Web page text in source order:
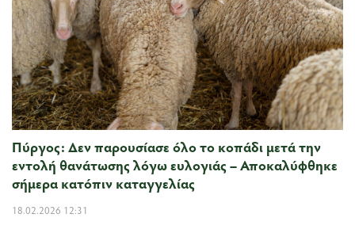
Πύργος: Δεν παρουσίασε όλο το κοπάδι μετά την
εντολή θανάτωσης λόγω ευλογιάς – Αποκαλύφθηκε
σήμερα κατόπιν καταγγελίας
18.02.2026 12:31